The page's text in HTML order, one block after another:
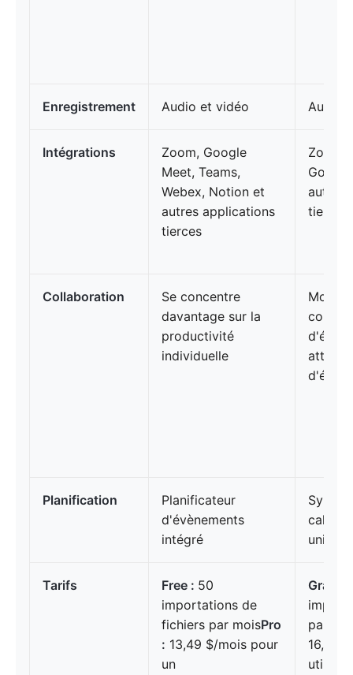
Enregistrement Audio et vidéo Audio
Intégrations
Zoom, Google
Meet, Teams,
Webex, Notion et
autres applications
tierces
Zoom,
autres
tierces
Collaboration
Se concentre
davantage sur la
productivité
individuelle
cours,
Planification
Planificateur
d'évènements
intégré
Tarifs Free : 50
importations de
fichiers par moisPro
: 13,49 $/mois pour
un
par
16,99